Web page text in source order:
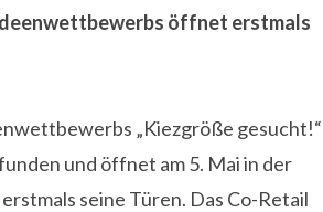
öffnet erstmals
„Kiezgröße gesucht!“
und öffnet am 5. Mai in der
seine Türen. Das Co-Retail